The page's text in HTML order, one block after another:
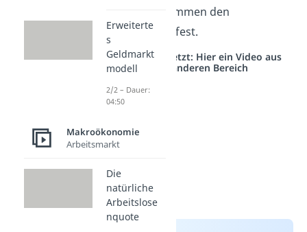
und legen zusammen den
Geldmarktzins
fest.
Studyflix vernetzt: Hier ein Video aus
einem anderen Bereich
Erweiterte
s
Geldmarkt
modell
2/2 – Dauer:
04:50
Makroökonomie
Arbeitsmarkt
Die
natürliche
Arbeitslose
nquote